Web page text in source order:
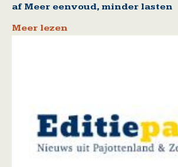
af Meer eenvoud, minder lasten
Meer lezen